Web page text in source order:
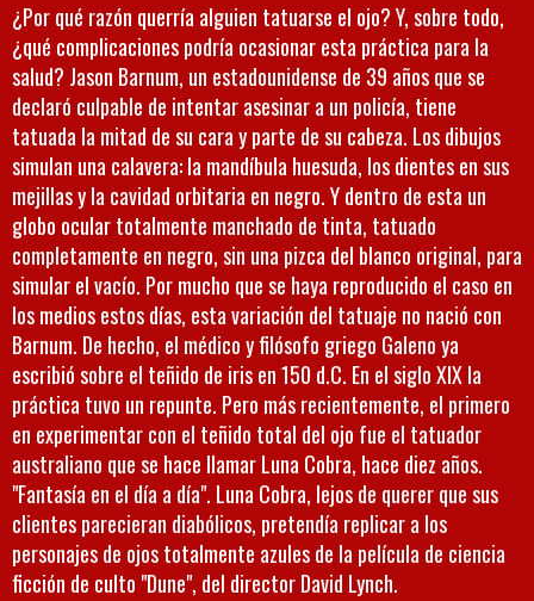
¿Por qué razón querría alguien tatuarse el ojo? Y, sobre todo,
¿qué complicaciones podría ocasionar esta práctica para la
salud? Jason Barnum, un estadounidense de 39 años que se
declaró culpable de intentar asesinar a un policía, tiene
tatuada la mitad de su cara y parte de su cabeza. Los dibujos
simulan una calavera: la mandíbula huesuda, los dientes en sus
mejillas y la cavidad orbitaria en negro. Y dentro de esta un
globo ocular totalmente manchado de tinta, tatuado
completamente en negro, sin una pizca del blanco original, para
simular el vacío. Por mucho que se haya reproducido el caso en
los medios estos días, esta variación del tatuaje no nació con
Barnum. De hecho, el médico y filósofo griego Galeno ya
escribió sobre el teñido de iris en 150 d.C. En el siglo XIX la
práctica tuvo un repunte. Pero más recientemente, el primero
en experimentar con el teñido total del ojo fue el tatuador
australiano que se hace llamar Luna Cobra, hace diez años.
"Fantasía en el día a día". Luna Cobra, lejos de querer que sus
clientes parecieran diabólicos, pretendía replicar a los
personajes de ojos totalmente azules de la película de ciencia
ficción de culto "Dune", del director David Lynch.